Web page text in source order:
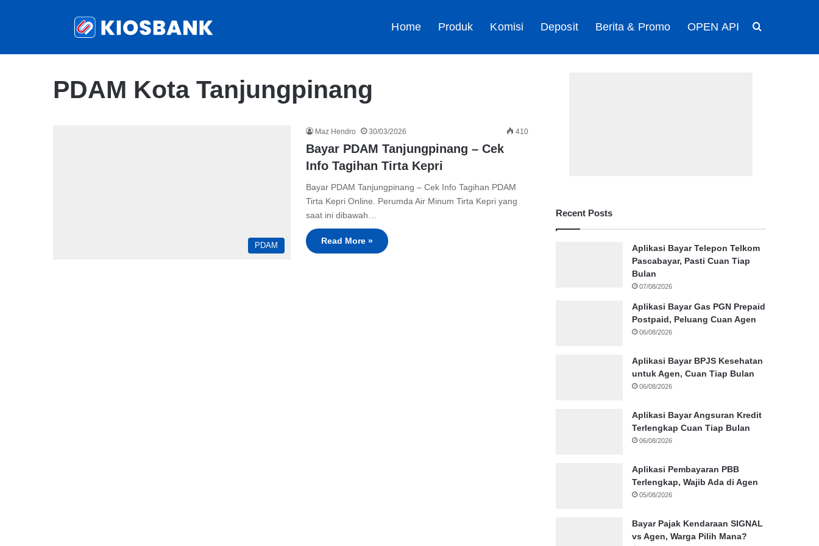
Home Produk Komisi Deposit Berita & Promo OPEN API
PDAM Kota Tanjungpinang
PDAM
Maz Hendro 30/03/2026 410
Bayar PDAM Tanjungpinang – Cek
Info Tagihan Tirta Kepri
Bayar PDAM Tanjungpinang – Cek Info Tagihan PDAM
Tirta Kepri Online. Perumda Air Minum Tirta Kepri yang
saat ini dibawah…
Read More »
Recent Posts
Aplikasi Bayar Telepon Telkom
Pascabayar, Pasti Cuan Tiap
Bulan
07/08/2026
Aplikasi Bayar Gas PGN Prepaid
Postpaid, Peluang Cuan Agen
06/08/2026
Aplikasi Bayar BPJS Kesehatan
untuk Agen, Cuan Tiap Bulan
06/08/2026
Aplikasi Bayar Angsuran Kredit
Terlengkap Cuan Tiap Bulan
06/08/2026
Aplikasi Pembayaran PBB
Terlengkap, Wajib Ada di Agen
05/08/2026
Bayar Pajak Kendaraan SIGNAL
vs Agen, Warga Pilih Mana?